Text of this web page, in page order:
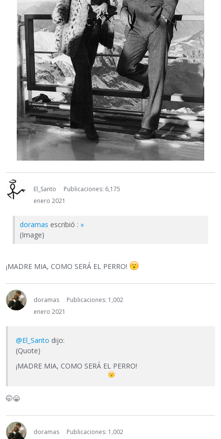
El_Santo
Publicaciones: 6,175
enero 2021
doramas escribió : »
(Image)
¡MADRE MIA, COMO SERÁ EL PERRO!
doramas
Publicaciones: 1,002
enero 2021
@El_Santo dijo:
(Quote)
¡MADRE MIA, COMO SERÁ EL PERRO!
🤭😁
doramas
Publicaciones: 1,002